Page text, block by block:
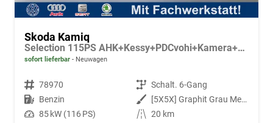
Skoda Kamiq
Selection 115PS AHK+Kessy+PDCvohi+Kamera+Climatronic+AppConnect+Sitzheizung
sofort lieferbar Neuwagen
Fahrzeugnr. 78970 Getriebe Schalt. 6-Gang
Kraftstoff Benzin Außenfarbe
[5X5X] Graphit Grau Metallic
Leistung 85 kW (116 PS) Kilometerstand 20 km